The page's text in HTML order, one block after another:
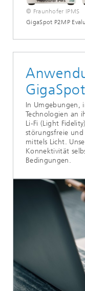
© Fraunhofer IPMS
GigaSpot P2MP
GigaSpot
In Umgebungen,
Technologien an
Li-Fi (Light
störungsfreie
mittels Licht.
Konnektivität
Bedingungen.